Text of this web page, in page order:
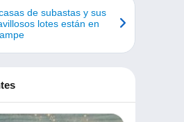
de subastas y sus
lotes están en